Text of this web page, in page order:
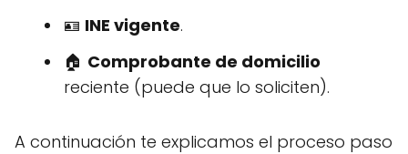
🪪 INE vigente.
🏠 Comprobante de domicilio
reciente (puede que lo soliciten).
A continuación te explicamos el proceso paso